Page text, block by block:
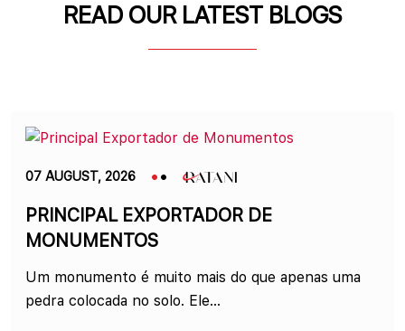
READ OUR LATEST BLOGS
07 AUGUST, 2026
PRINCIPAL EXPORTADOR DE
MONUMENTOS
Um monumento é muito mais do que apenas uma
pedra colocada no solo. Ele...